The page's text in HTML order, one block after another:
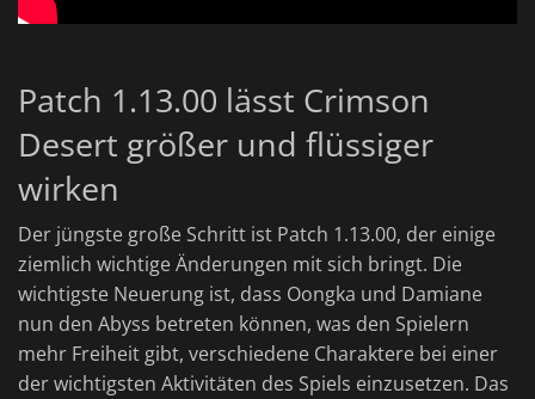
Patch 1.13.00 lässt Crimson
Desert größer und flüssiger
wirken
Der jüngste große Schritt ist Patch 1.13.00, der einige
ziemlich wichtige Änderungen mit sich bringt. Die
wichtigste Neuerung ist, dass Oongka und Damiane
nun den Abyss betreten können, was den Spielern
mehr Freiheit gibt, verschiedene Charaktere bei einer
der wichtigsten Aktivitäten des Spiels einzusetzen. Das